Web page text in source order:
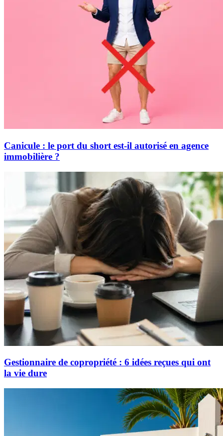
Canicule : le port du short est-il autorisé en agence
immobilière ?
Gestionnaire de copropriété : 6 idées reçues qui ont
la vie dure